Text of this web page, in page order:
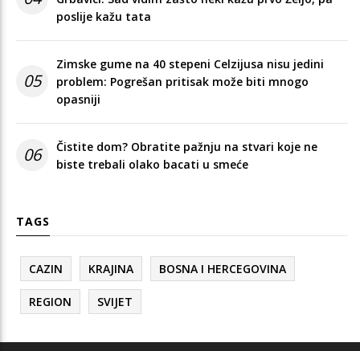
poslije kažu tata
05
Zimske gume na 40 stepeni Celzijusa nisu jedini
problem: Pogrešan pritisak može biti mnogo
opasniji
06
Čistite dom? Obratite pažnju na stvari koje ne
biste trebali olako bacati u smeće
TAGS
CAZIN KRAJINA BOSNA I HERCEGOVINA
REGION SVIJET